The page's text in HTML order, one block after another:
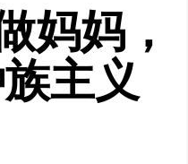
妈妈，
主义